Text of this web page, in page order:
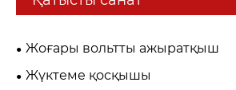
Жоғары вольтты ажыратқыш
Жүктеме қосқышы